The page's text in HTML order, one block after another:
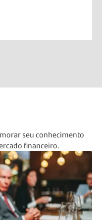
seu conhecimento
financeiro.